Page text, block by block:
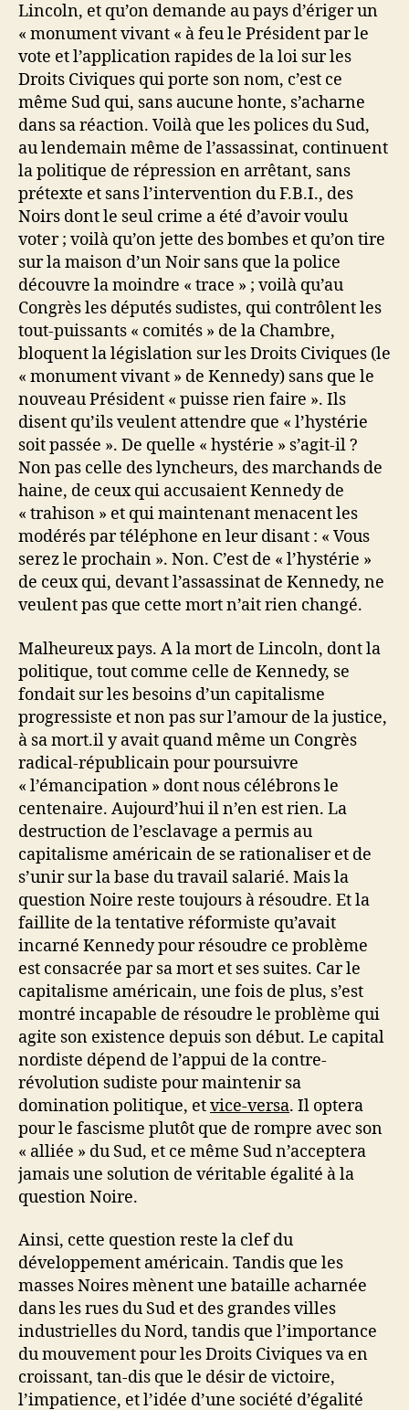
Lincoln, et qu’on demande au pays d’ériger un
« monument vivant « à feu le Président par le
vote et l’application rapides de la loi sur les
Droits Civiques qui porte son nom, c’est ce
même Sud qui, sans aucune honte, s’acharne
dans sa réaction. Voilà que les polices du Sud,
au lendemain même de l’assassinat, continuent
la politique de répression en arrêtant, sans
prétexte et sans l’intervention du F.B.I., des
Noirs dont le seul crime a été d’avoir voulu
voter ; voilà qu’on jette des bombes et qu’on tire
sur la maison d’un Noir sans que la police
découvre la moindre « trace » ; voilà qu’au
Congrès les députés sudistes, qui contrôlent les
tout-puissants « comités » de la Chambre,
bloquent la législation sur les Droits Civiques (le
« monument vivant » de Kennedy) sans que le
nouveau Président « puisse rien faire ». Ils
disent qu’ils veulent attendre que « l’hystérie
soit passée ». De quelle « hystérie » s’agit-il ?
Non pas celle des lyncheurs, des marchands de
haine, de ceux qui accusaient Kennedy de
« trahison » et qui maintenant menacent les
modérés par téléphone en leur disant : « Vous
serez le prochain ». Non. C’est de « l’hystérie »
de ceux qui, devant l’assassinat de Kennedy, ne
veulent pas que cette mort n’ait rien changé.
Malheureux pays. A la mort de Lincoln, dont la
politique, tout comme celle de Kennedy, se
fondait sur les besoins d’un capitalisme
progressiste et non pas sur l’amour de la justice,
à sa mort.il y avait quand même un Congrès
radical-républicain pour poursuivre
« l’émancipation » dont nous célébrons le
centenaire. Aujourd’hui il n’en est rien. La
destruction de l’esclavage a permis au
capitalisme américain de se rationaliser et de
s’unir sur la base du travail salarié. Mais la
question Noire reste toujours à résoudre. Et la
faillite de la tentative réformiste qu’avait
incarné Kennedy pour résoudre ce problème
est consacrée par sa mort et ses suites. Car le
capitalisme américain, une fois de plus, s’est
montré incapable de résoudre le problème qui
agite son existence depuis son début. Le capital
nordiste dépend de l’appui de la contre-
révolution sudiste pour maintenir sa
domination politique, etvice-versa. Il optera
pour le fascisme plutôt que de rompre avec son
« alliée » du Sud, et ce même Sud n’acceptera
jamais une solution de véritable égalité à la
question Noire.
Ainsi, cette question reste la clef du
développement américain. Tandis que les
masses Noires mènent une bataille acharnée
dans les rues du Sud et des grandes villes
industrielles du Nord, tandis que l’importance
du mouvement pour les Droits Civiques va en
croissant, tan-dis que le désir de victoire,
l’impatience, et l’idée d’une société d’égalité